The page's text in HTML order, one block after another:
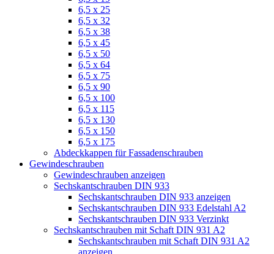
6,5 x 25
6,5 x 32
6,5 x 38
6,5 x 45
6,5 x 50
6,5 x 64
6,5 x 75
6,5 x 90
6,5 x 100
6,5 x 115
6,5 x 130
6,5 x 150
6,5 x 175
Abdeckkappen für Fassadenschrauben
Gewindeschrauben
Gewindeschrauben anzeigen
Sechskantschrauben DIN 933
Sechskantschrauben DIN 933 anzeigen
Sechskantschrauben DIN 933 Edelstahl A2
Sechskantschrauben DIN 933 Verzinkt
Sechskantschrauben mit Schaft DIN 931 A2
Sechskantschrauben mit Schaft DIN 931 A2
anzeigen